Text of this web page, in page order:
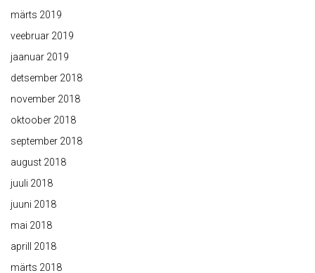
märts 2019
veebruar 2019
jaanuar 2019
detsember 2018
november 2018
oktoober 2018
september 2018
august 2018
juuli 2018
juuni 2018
mai 2018
aprill 2018
märts 2018